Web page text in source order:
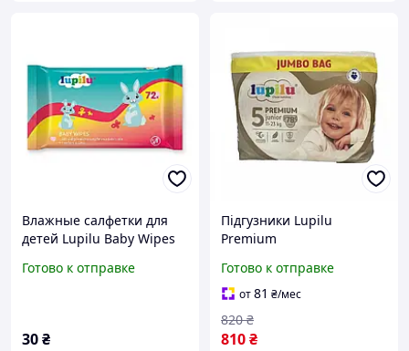
Влажные салфетки для
детей Lupilu Baby Wipes
Готово к отправке
30₴
Підгузники Lupilu
Premium
Premium JUMBO BAG
Junior Размер 5, Вес 11-23
кг, 78 шт BAG Junior
Розмір 5, Вага
Готово к отправке
от81 ₴/мес
810₴
820 ₴